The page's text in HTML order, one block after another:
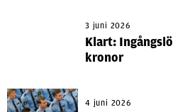
3 juni 2026
Klart:
kronor
4 juni 2026